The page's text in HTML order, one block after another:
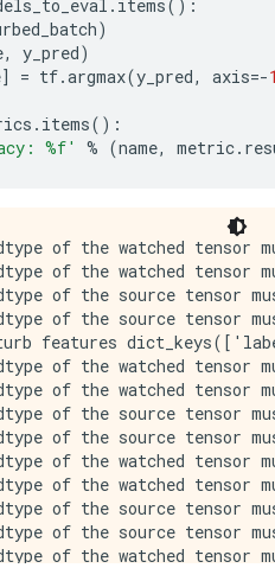
. items():
)
, y_pred)
] = tf.argmax(y_pred, axis=-
. items():
%f' % (name, metric.
dtype of the watched
dtype of the watched
dtype of the source
dtype of the source
features
dtype of the watched
dtype of the watched
dtype of the source
dtype of the source
dtype of the watched
dtype of the watched
dtype of the source
dtype of the source
dtype of the watched